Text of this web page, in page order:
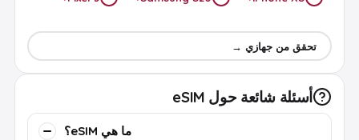
تحقق من جهازي →
أسئلة شائعة حول eSIM
ما هي eSIM؟